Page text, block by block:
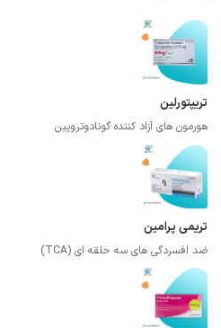
تریپتورلین
هورمون های آزاد کننده گونادوتروپین
تریمی پرامین
ضد افسردگی های سه حلقه ای (TCA)